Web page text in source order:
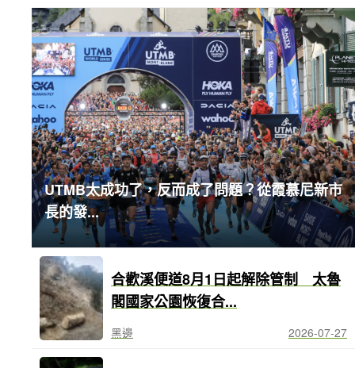
UTMB太成功了，反而成了問題？從霞慕尼新市
長的發...
合歡溪便道8月1日起解除管制 太魯
閣國家公園恢復合...
黑邊 2026-07-27